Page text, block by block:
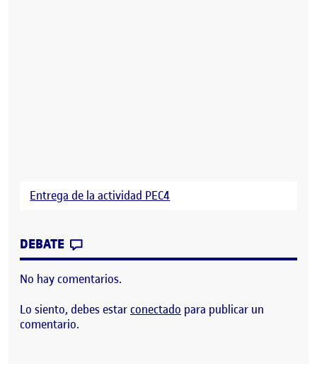
Entrega de la actividad PEC4
DEBATE
No hay comentarios.
Lo siento, debes estarconectado para publicar un
comentario.